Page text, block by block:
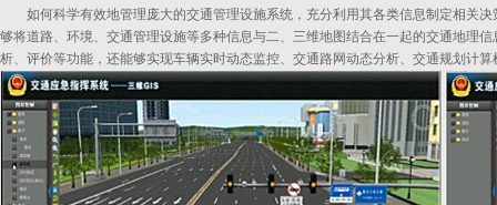
如何科学有效地管理庞大的交通管理设施系统，充分利用其各类信息制定相关
够将道路、环境、交通管理设施等多种信息与二、三维地图结合在一起的交通地理
析、评价等功能，还能够实现车辆实时动态监控、交通路网动态分析、交通规划计